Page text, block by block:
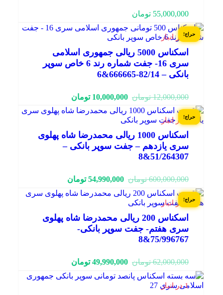
55,000,000 تومان
حراج!
1 در انبار
اسکناس 5000 ریالی جمهوری اسلامی
سری 16- جفت شماره رند 6 خاص سوپر
بانکی – 82/14-666665&6
12,000,000 تومان
قیمت
اصلی:
12,000,000 تومان
بود.
10,000,000 تومان
قیمت
فعلی:
10,000,000 تومان.حراج!
1 در انبار
اسکناس 1000 ریالی محمدرضا شاه پهلوی
سری یازدهم – جفت سوپر بانکی –
51/264307&8
600,000,000 تومان
قیمت
اصلی:
600,000,000 تومان
بود.
54,990,000 تومان
قیمت
فعلی:
54,990,000 تومان.حراج!
1 در انبار
اسکناس 200 ریالی محمدرضا شاه پهلوی
سری هفتم- جفت سوپر بانکی-
75/996767&8
62,000,000 تومان
قیمت
62,000,000 تومان
بود.
49,990,000 تومان
قیمت
49,990,000 تومان.
1 در انبار